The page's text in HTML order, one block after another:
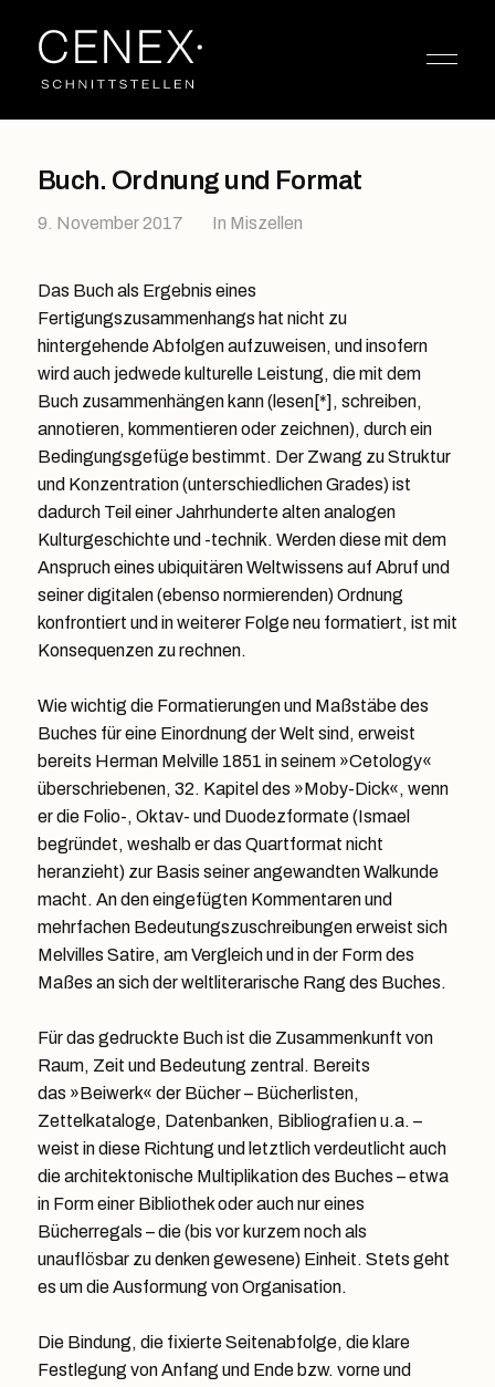
Buch. Ordnung und Format
9. November 2017 In Miszellen
Das Buch als Ergebnis eines
Fertigungszusammenhangs hat nicht zu
hintergehende Abfolgen aufzuweisen, und insofern
wird auch jedwede kulturelle Leistung, die mit dem
Buch zusammenhängen kann (lesen[*], schreiben,
annotieren, kommentieren oder zeichnen), durch ein
Bedingungsgefüge bestimmt. Der Zwang zu Struktur
und Konzentration (unterschiedlichen Grades) ist
dadurch Teil einer Jahrhunderte alten analogen
Kulturgeschichte und -technik. Werden diese mit dem
Anspruch eines ubiquitären Weltwissens auf Abruf und
seiner digitalen (ebenso normierenden) Ordnung
konfrontiert und in weiterer Folge neu formatiert, ist mit
Konsequenzen zu rechnen.
Wie wichtig die Formatierungen und Maßstäbe des
Buches für eine Einordnung der Welt sind, erweist
bereits Herman Melville 1851 in seinem »Cetology«
überschriebenen, 32. Kapitel des »Moby-Dick«, wenn
er die Folio-, Oktav- und Duodezformate (Ismael
begründet, weshalb er das Quartformat nicht
heranzieht) zur Basis seiner angewandten Walkunde
macht. An den eingefügten Kommentaren und
mehrfachen Bedeutungszuschreibungen erweist sich
Melvilles Satire, am Vergleich und in der Form des
Maßes an sich der weltliterarische Rang des Buches.
Für das gedruckte Buch ist die Zusammenkunft von
Raum, Zeit und Bedeutung zentral. Bereits
das »Beiwerk« der Bücher – Bücherlisten,
Zettelkataloge, Datenbanken, Bibliografien u.a. –
weist in diese Richtung und letztlich verdeutlicht auch
die architektonische Multiplikation des Buches – etwa
in Form einer Bibliothek oder auch nur eines
Bücherregals – die (bis vor kurzem noch als
unauflösbar zu denken gewesene) Einheit. Stets geht
es um die Ausformung von Organisation.
Die Bindung, die fixierte Seitenabfolge, die klare
Festlegung von Anfang und Ende bzw. vorne und